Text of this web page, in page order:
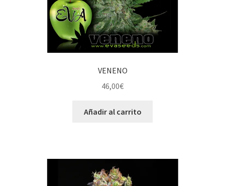
VENENO
46,00€
Añadir al carrito